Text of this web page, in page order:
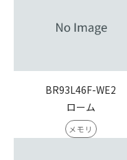
BR93L46F-WE2
ローム
メモリ